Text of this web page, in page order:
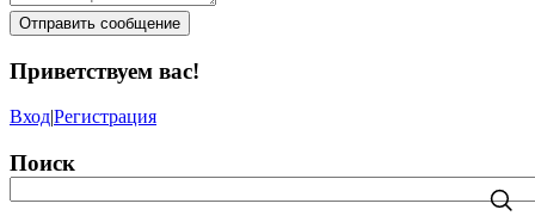
Отправить сообщение
Приветствуем вас!
Вход|Регистрация
Поиск